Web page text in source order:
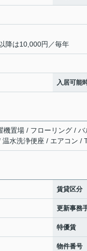
降は10,000円／毎年
入居可能
機置場 / フローリング /
水洗浄便座 / エアコン /
賃貸区分
更新事務
特優賃
物件番号